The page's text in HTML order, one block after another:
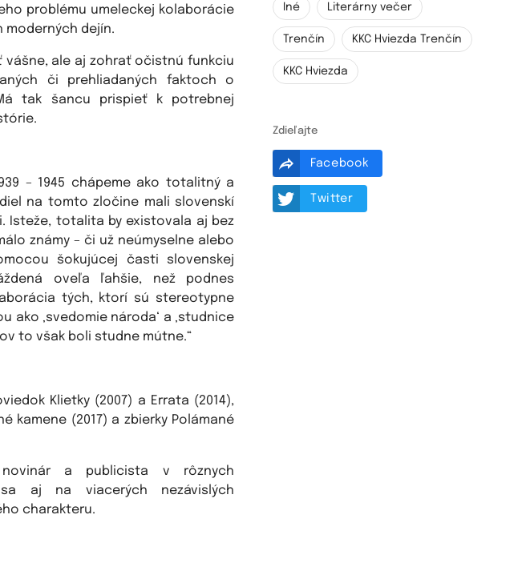
problému umeleckej kolaborácie
moderných dejín.
vášne, ale aj zohrať očistnú funkciu
či prehliadaných faktoch o
tak šancu prispieť k potrebnej
– 1945 chápeme ako totalitný a
na tomto zločine mali slovenskí
Isteže, totalita by existovala aj bez
známy – či už neúmyselne alebo
šokujúcej časti slovenskej
oveľa ľahšie, než podnes
tých, ktorí sú stereotypne
‚svedomie národa‘ a ‚studnice
to však boli studne mútne.“
Klietky (2007) a Errata (2014),
kamene (2017) a zbierky Polámané
a publicista v rôznych
sa aj na viacerých nezávislých
charakteru.
Iné Literárny večer
Trenčín KKC Hviezda Trenčín
KKC Hviezda
Zdieľajte
Facebook
Twitter